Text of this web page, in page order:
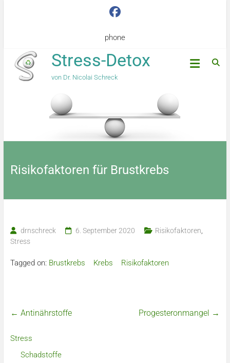
phone
Stress-Detox
von Dr. Nicolai Schreck
Risikofaktoren für Brustkrebs
drnschreck 6. September 2020 Risikofaktoren
Stress
Tagged on: Brustkrebs Krebs Risikofaktoren
← Antinährstoffe Progesteronmangel →
Stress
Schadstoffe